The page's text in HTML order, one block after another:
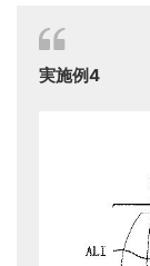
実施例4